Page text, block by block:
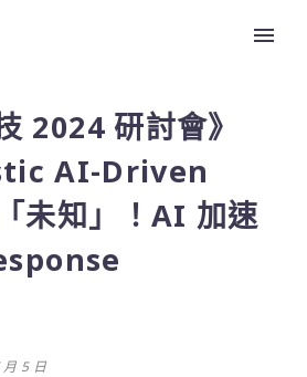
2024 研討會》
AI-Driven
未知」！AI 加速
5 日